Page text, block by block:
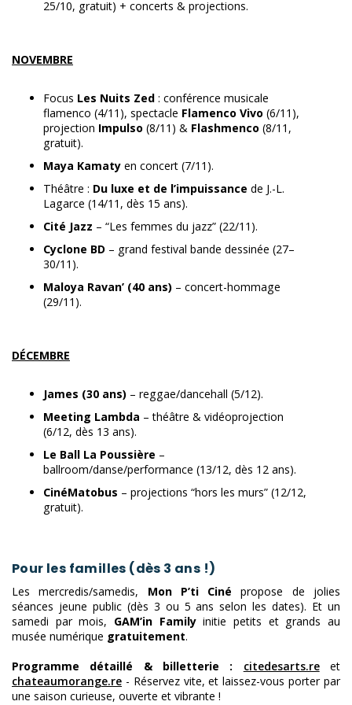
25/10, gratuit) + concerts & projections.
NOVEMBRE
Focus Les Nuits Zed : conférence musicale
flamenco (4/11), spectacle Flamenco Vivo (6/11),
projection Impulso (8/11) & Flashmenco (8/11,
gratuit).
Maya Kamaty en concert (7/11).
Théâtre : Du luxe et de l’impuissance de J.-L.
Lagarce (14/11, dès 15 ans).
Cité Jazz – “Les femmes du jazz” (22/11).
Cyclone BD – grand festival bande dessinée (27–
30/11).
Maloya Ravan’ (40 ans) – concert-hommage
(29/11).
DÉCEMBRE
James (30 ans) – reggae/dancehall (5/12).
Meeting Lambda – théâtre & vidéoprojection
(6/12, dès 13 ans).
Le Ball La Poussière –
ballroom/danse/performance (13/12, dès 12 ans).
CinéMatobus – projections “hors les murs” (12/12,
gratuit).
Pour les familles (dès 3 ans !)
Les mercredis/samedis, Mon P’ti Ciné propose de jolies
séances jeune public (dès 3 ou 5 ans selon les dates). Et un
samedi par mois, GAM’in Familyinitie petits et grands au
musée numérique gratuitement.
Programme détaillé & billetterie :
citedesarts.reet
chateaumorange.re - Réservez vite, et laissez-vous porter par
une saison curieuse, ouverte et vibrante !